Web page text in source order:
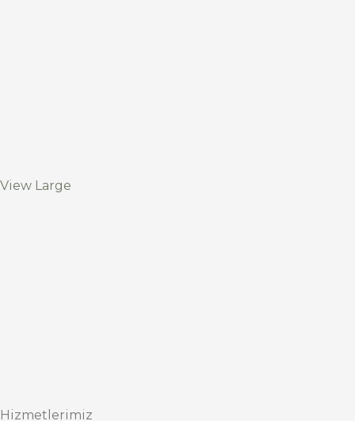
View Large
Hizmetlerimiz